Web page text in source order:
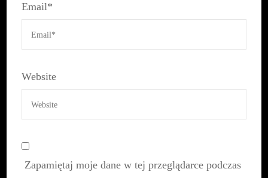
Email*
Website
Zapamiętaj moje dane w tej przeglądarce podczas